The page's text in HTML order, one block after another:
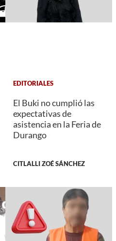
EDITORIALES
El Buki no cumplió las
expectativas de
asistencia en la Feria de
Durango
CITLALLI ZOÉ SÁNCHEZ